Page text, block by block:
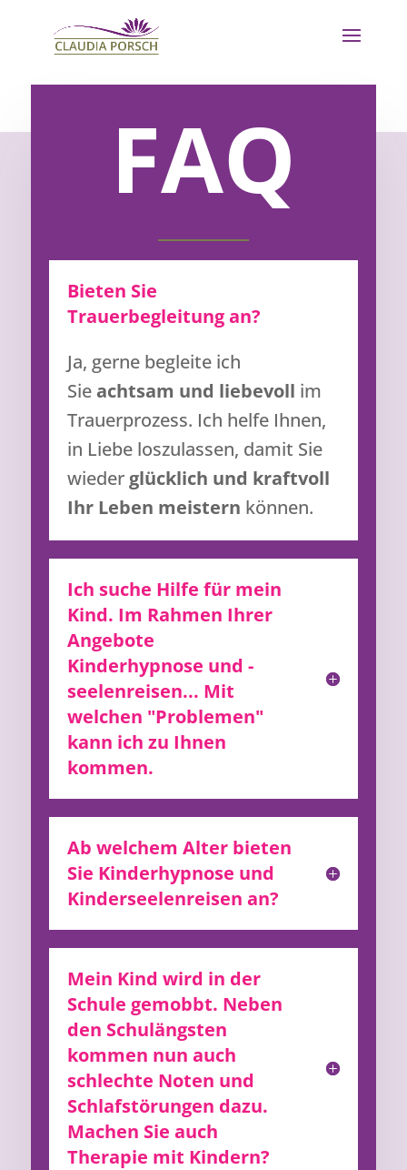
FAQ
Bieten Sie
Trauerbegleitung an?
Ja, gerne begleite ich
Sie achtsam und liebevoll im
Trauerprozess. Ich helfe Ihnen,
in Liebe loszulassen, damit Sie
wieder glücklich und kraftvoll
Ihr Leben meistern können.
Ich suche Hilfe für mein
Kind. Im Rahmen Ihrer
Angebote
Kinderhypnose und -
seelenreisen... Mit
welchen "Problemen"
kann ich zu Ihnen
kommen.
Ab welchem Alter bieten
Sie Kinderhypnose und
Kinderseelenreisen an?
Mein Kind wird in der
Schule gemobbt. Neben
den Schulängsten
kommen nun auch
schlechte Noten und
Schlafstörungen dazu.
Machen Sie auch
Therapie mit Kindern?